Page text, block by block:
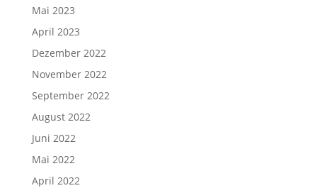
Mai 2023
April 2023
Dezember 2022
November 2022
September 2022
August 2022
Juni 2022
Mai 2022
April 2022